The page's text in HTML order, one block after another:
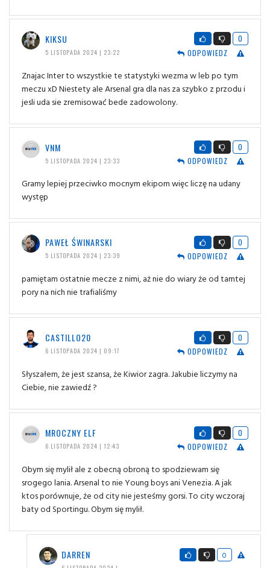
KIKSU
5 LISTOPADA 2024 | 23:22
0
ODPOWIEDZ
Znajac Inter to wszystkie te statystyki wezma w leb po tym
meczu xD Niestety ale Arsenal gra dla nas za szybko z przodu i
jesli uda sie zremisować bede zadowolony.
VNM
5 LISTOPADA 2024 | 23:33
0
ODPOWIEDZ
Gramy lepiej przeciwko mocnym ekipom więc liczę na udany
występ
PAWEŁ ŚWINARSKI
5 LISTOPADA 2024 | 23:39
0
ODPOWIEDZ
pamiętam ostatnie mecze z nimi, aż nie do wiary że od tamtej
pory na nich nie trafialiśmy
CASTILLO20
6 LISTOPADA 2024 | 09:17
0
ODPOWIEDZ
Słyszałem, że jest szansa, że Kiwior zagra. Jakubie liczymy na
Ciebie, nie zawiedź ?
MROCZNY ELF
6 LISTOPADA 2024 | 12:43
0
ODPOWIEDZ
Obym się mylił ale z obecną obroną to spodziewam się
srogego lania. Arsenal to nie Young boys ani Venezia. A jak
ktos porównuje, że od city nie jesteśmy gorsi. To city wczoraj
baty od Sportingu. Obym się mylił.
DARREN 0